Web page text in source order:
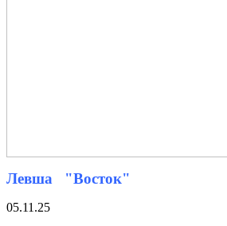
Левша "Восток"
05.11.25